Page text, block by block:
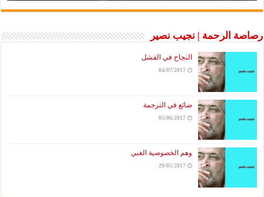
رصاصة الرحمة | نجيب نصير
النجاح في الفشل
04/07/2017
ضائع في الترجمة
05/06/2017
وهم الخصوصية الغبي
29/05/2017